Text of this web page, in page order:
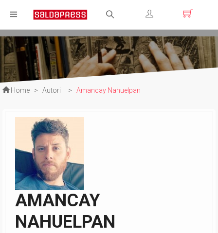
Registrati
Login
Home > Autori > Amancay Nahuelpan
AMANCAY
NAHUELPAN